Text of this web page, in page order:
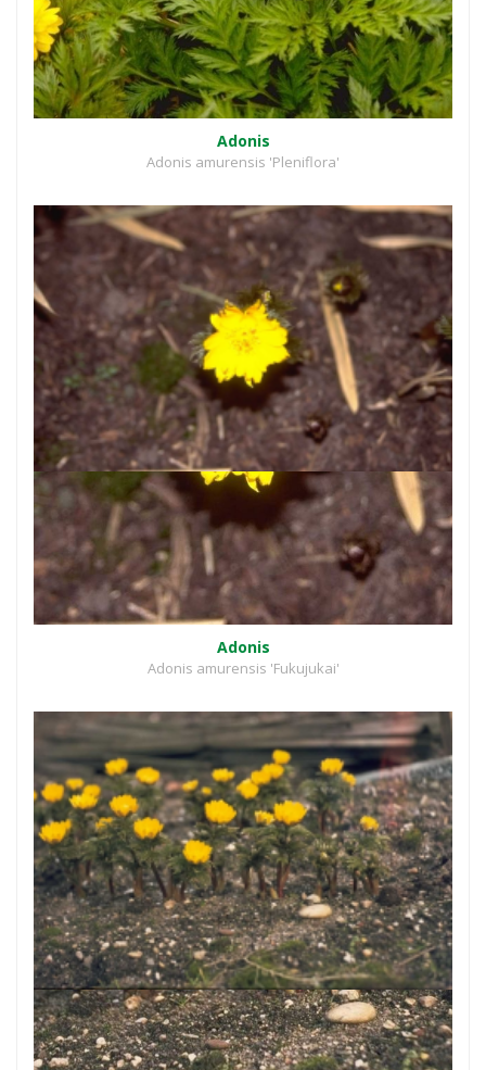
Adonis
Adonis amurensis 'Pleniflora'
Adonis
Adonis amurensis 'Fukujukai'